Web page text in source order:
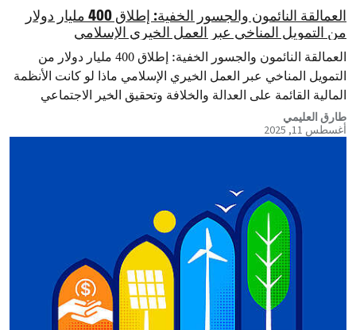
العمالقة النائمون والجسور الخفية: إطلاق 400 مليار دولار
من التمويل المناخي عبر العمل الخيري الإسلامي
العمالقة النائمون والجسور الخفية: إطلاق 400 مليار دولار من
التمويل المناخي عبر العمل الخيري الإسلامي ماذا لو كانت الأنظمة
المالية القائمة على العدالة والخلافة وتحقيق الخير الاجتماعي
الطويل الأمد هي…
طارق العليمي
أغسطس 11, 2025